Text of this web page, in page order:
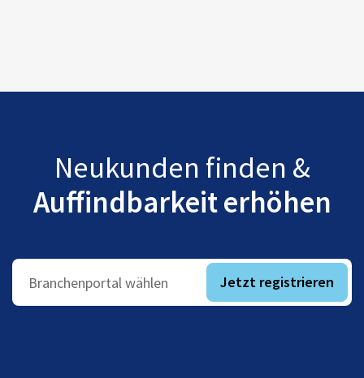
Neukunden finden &
Auffindbarkeit erhöhen
Branchenportal wählen Jetzt registrieren